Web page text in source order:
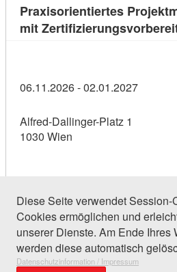
Praxisorientiertes
mit
06.11.2026 - 02.01.2027
Alfred-Dallinger-Platz 1
1030 Wien
50 Einträge gefunden (1 von
Diese Seite verwendet
Cookies ermöglichen und
unserer Dienste. Am Ende Ihres
werden diese automatisch
Datenschutzinformation / Impressum